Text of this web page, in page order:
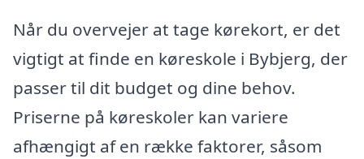
Når du overvejer at tage kørekort, er det
vigtigt at finde en køreskole i Bybjerg, der
passer til dit budget og dine behov.
Priserne på køreskoler kan variere
afhængigt af en række faktorer, såsom